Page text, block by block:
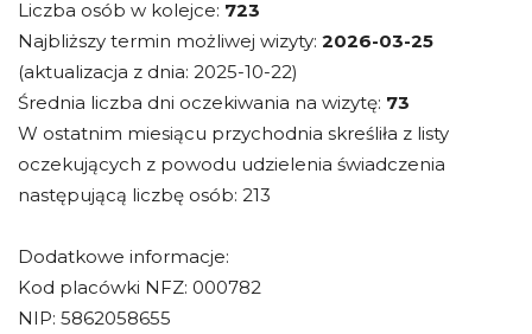
Liczba osób w kolejce: 723
Najbliższy termin możliwej wizyty: 2026-03-25
(aktualizacja z dnia: 2025-10-22)
Średnia liczba dni oczekiwania na wizytę: 73
W ostatnim miesiącu przychodnia skreśliła z listy
oczekujących z powodu udzielenia świadczenia
następującą liczbę osób: 213
Dodatkowe informacje:
Kod placówki NFZ: 000782
NIP: 5862058655